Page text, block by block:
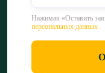
Нажимая «Оставить
персональных данных